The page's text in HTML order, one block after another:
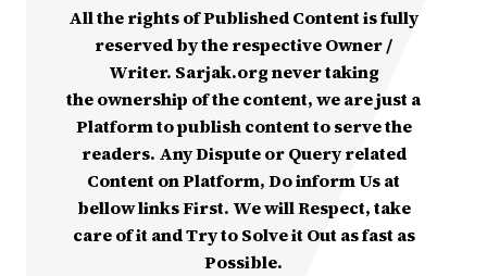
All the rights of Published Content is fully
reserved by the respective Owner /
Writer. Sarjak.org never taking
the ownership of the content, we are just a
Platform to publish content to serve the
readers. Any Dispute or Query related
Content on Platform, Do inform Us at
bellow links First. We will Respect, take
care of it and Try to Solve it Out as fast as
Possible.